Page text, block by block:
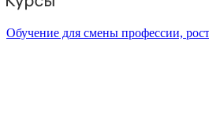
Обучение для смены профессии,